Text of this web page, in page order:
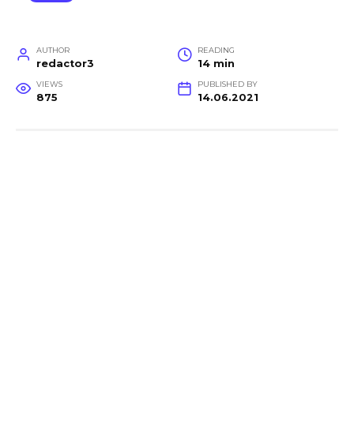
AUTHOR
redactor3
READING
14 min
VIEWS
875
PUBLISHED BY
14.06.2021